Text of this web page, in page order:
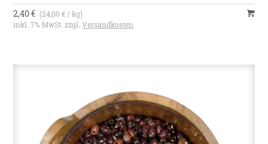
2,40 € (24,00 € / kg)
inkl. 7% MwSt. zzgl.Versandkosten